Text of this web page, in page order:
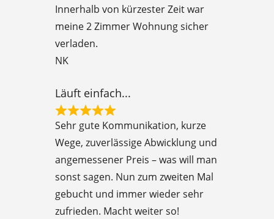
d
5
o
o
Innerhalb von kürzester Zeit war
meine 2 Zimmer Wohnung sicher
verladen.
NK
Läuft einfach...
R
d
5
Sehr gute Kommunikation, kurze
Wege, zuverlässige Abwicklung und
angemessener Preis – was will man
sonst sagen. Nun zum zweiten Mal
gebucht und immer wieder sehr
zufrieden. Macht weiter so!